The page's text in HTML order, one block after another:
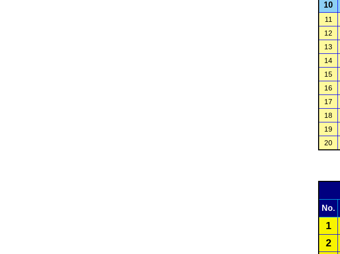
10
11
12
13
14
15
16
17
18
19
20
No.
1
2